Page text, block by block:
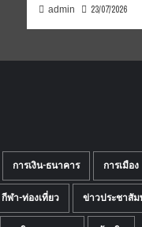
admin 23/07/2026
การเงิน-ธนาคาร การเมือง
กีฬา-ท่องเที่ยว ข่าวประชาสัม